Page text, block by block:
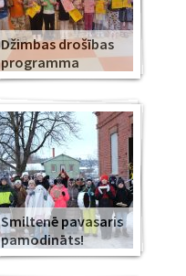
Džimbas drošības
programma
Smiltenē pavasaris
pamodināts!